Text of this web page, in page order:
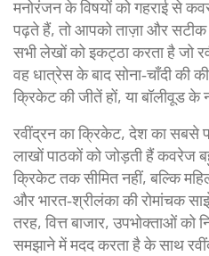
मनोरंजन के विषयों को गहराई से
पढ़ते हैं, तो आपको ताज़ा और सटीक
सभी लेखों को इकट्ठा करता है जो
वह धात्रेस के बाद सोना‑चाँदी की
क्रिकेट की जीतें हों, या बॉलीवूड के
रवींद्रन काक्रिकेट,देश का सबसे
लाखों पाठकों को जोड़ती हैंकवरेज
क्रिकेट तक सीमित नहीं, बल्कि
और भारत‑श्रीलंका की रोमांचक
तरह,वित्त बाजार,उपभोक्ताओं को
समझाने में मदद करता हैके साथ